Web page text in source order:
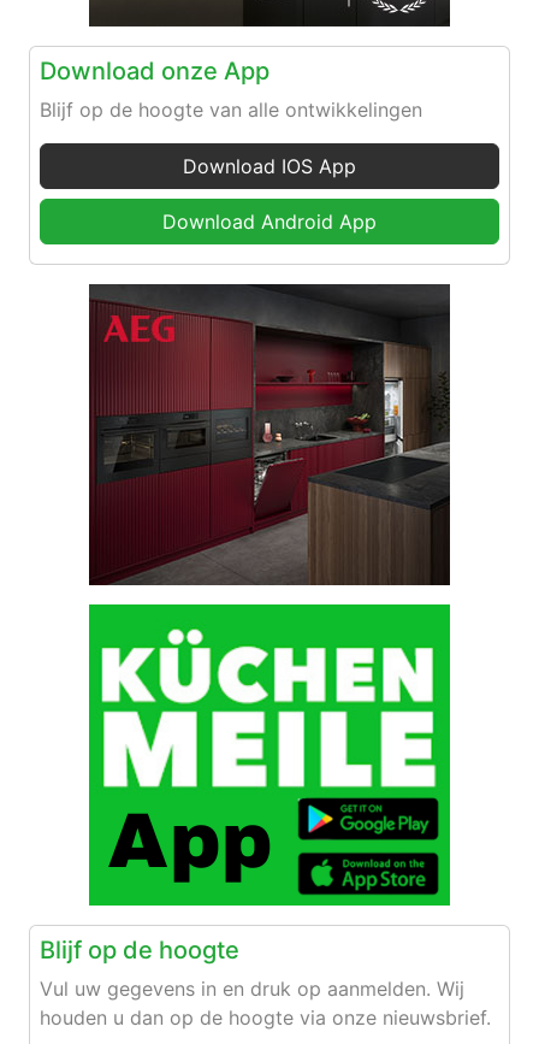
Download onze App
Blijf op de hoogte van alle ontwikkelingen
Download IOS App
Download Android App
Blijf op de hoogte
Vul uw gegevens in en druk op aanmelden. Wij
houden u dan op de hoogte via onze nieuwsbrief.